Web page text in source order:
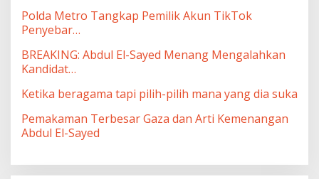
Polda Metro Tangkap Pemilik Akun TikTok
Penyebar…
BREAKING: Abdul El-Sayed Menang Mengalahkan
Kandidat…
Ketika beragama tapi pilih-pilih mana yang dia suka
Pemakaman Terbesar Gaza dan Arti Kemenangan
Abdul El-Sayed